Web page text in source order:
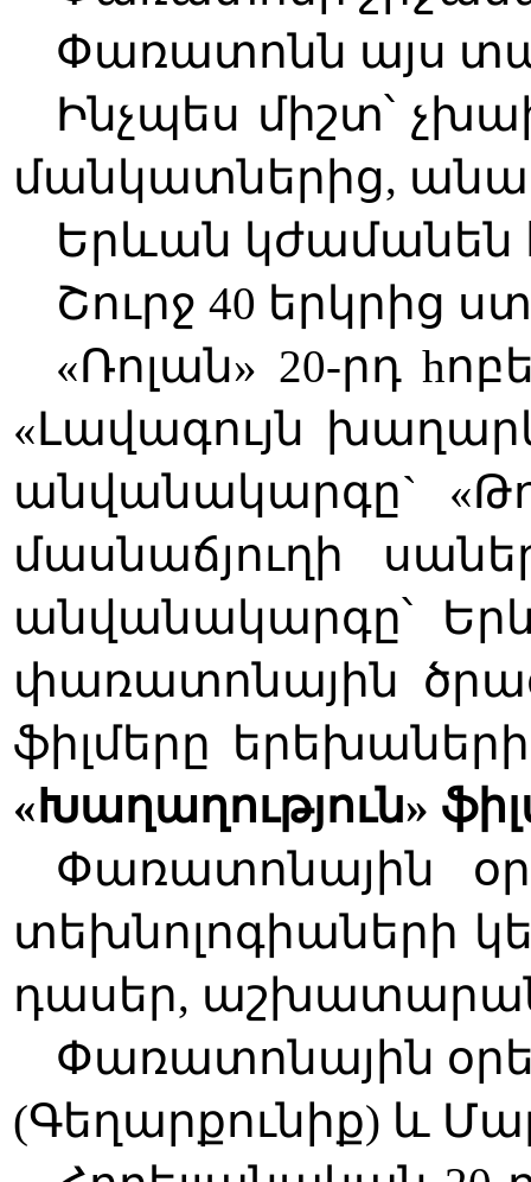
Փառատոնն այս
Ինչպես միշտ՝
մանկատներից,
Երևան կժամանեն
Շուրջ 40 երկրից
«Ռոլան» 20-րդ
«Լավագույն
անվանակարգը`
մասնաճյուղի
անվանակարգը՝
փառատոնային
ֆիլմերը
«Խաղաղություն»
Փառատոնային
տեխնոլոգիաների
դասեր,
Փառատոնային
(Գեղարքունիք) և